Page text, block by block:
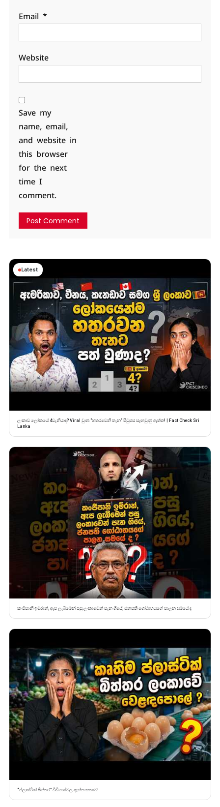
Email *
Website
Save my
name, email,
and website in
this browser
for the next
time I
comment.
Latest
ලංකාව ලෝකයේ 4වැනියාද? Viral වුණ "හතරවෙනි තැන" පිටුපස සැඟවුණු ඇත්ත! | Fact Check Sri
Lanka
කංජිපානි ඉම්රාන්, ඇප ලැබීමෙන් පසු ලංකාවෙන් පැන ගියේ, ජනපති ගෝඨාභයගේ පාලන සමයේ ද
“ප්ලාස්ටික් බිත්තර” වීඩියෝවල ඇත්ත කතාව!